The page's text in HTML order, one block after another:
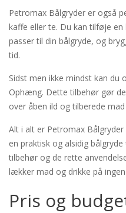
Petromax Bålgryder er også
kaffe eller te. Du kan tilføje
passer til din bålgryde, og
tid.
Sidst men ikke mindst kan du
Ophæng. Dette tilbehør gør
over åben ild og tilberede
Alt i alt er Petromax
en praktisk og alsidig
tilbehør og de rette
lækker mad og drikke på
Pris og